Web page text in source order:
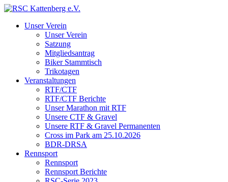
Unser Verein
Unser Verein
Satzung
Mitgliedsantrag
Biker Stammtisch
Trikotagen
Veranstaltungen
RTF/CTF
RTF/CTF Berichte
Unser Marathon mit RTF
Unsere CTF & Gravel
Unsere RTF & Gravel Permanenten
Cross im Park am 25.10.2026
BDR-DRSA
Rennsport
Rennsport
Rennsport Berichte